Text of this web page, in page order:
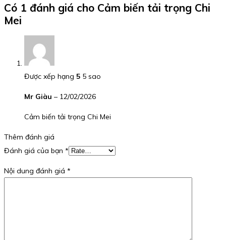
Có 1 đánh giá cho Cảm biến tải trọng Chi
Mei
Được xếp hạng 5 5 sao
Mr Giàu – 12/02/2026
Cảm biến tải trọng Chi Mei
Thêm đánh giá
Đánh giá của bạn *
Nội dung đánh giá *